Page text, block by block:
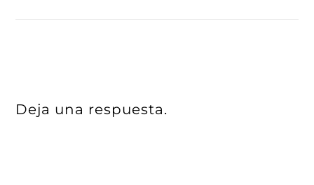
Deja una respuesta.